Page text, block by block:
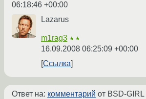
06:18:46 +00:00
Lazarus
m1rag3 ★★
16.09.2008 06:25:09 +00:00
Ссылка
Ответ на: комментарий от BSD-GIRL